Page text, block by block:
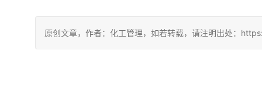
原创文章，作者：化工管理，如若转载，请注明出处：